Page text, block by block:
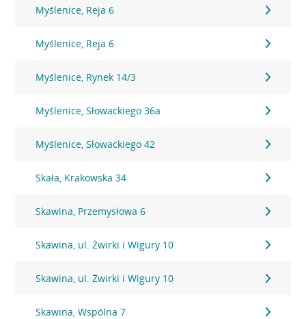
Myślenice, Reja 6
Myślenice, Reja 6
Myślenice, Rynek 14/3
Myślenice, Słowackiego 36a
Myślenice, Słowackiego 42
Skała, Krakowska 34
Skawina, Przemysłowa 6
Skawina, ul. Żwirki i Wigury 10
Skawina, ul. Żwirki i Wigury 10
Skawina, Wspólna 7